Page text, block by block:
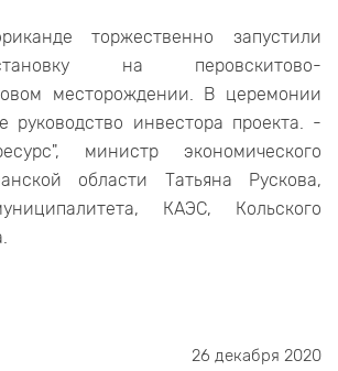
торжественно запустили
на перовскитово-
месторождении. В церемонии
руководство инвестора проекта. -
министр экономического
области Татьяна Рускова,
КАЭС, Кольского
26 декабря 2020